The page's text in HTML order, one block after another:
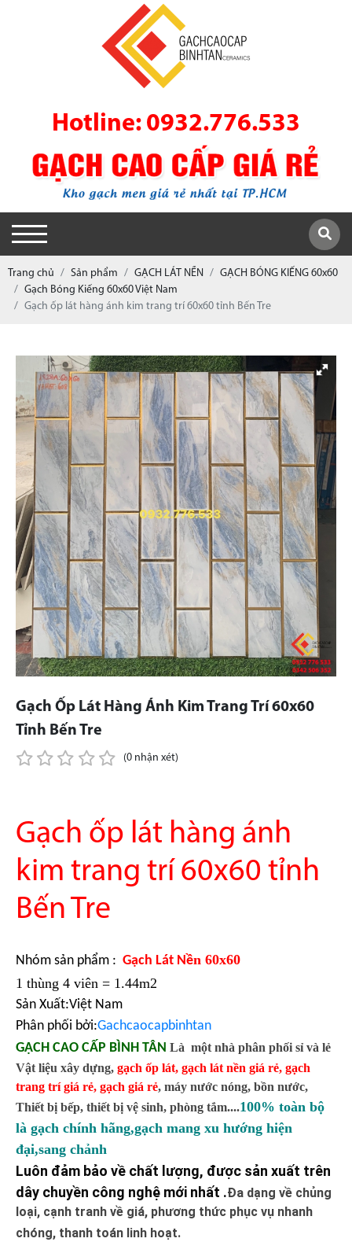
Hotline: 0932.776.533
Trang chủ Sản phẩm GẠCH LÁT NỀN
GẠCH BÓNG KIẾNG 60x60
Gạch Bóng Kiếng 60x60 Việt Nam
Gạch ốp lát hàng ánh kim trang trí 60x60 tỉnh Bến Tre
Gạch Ốp Lát Hàng Ánh Kim Trang Trí 60x60
Tỉnh Bến Tre
(0 nhận xét)
Gạch ốp lát hàng ánh
kim trang trí 60x60 tỉnh
Bến Tre
Nhóm sản phẩm : Gạch Lát Nền 60x60
1 thùng 4 viên = 1.44m2
Sản Xuất:Việt Nam
Phân phối bởi:Gachcaocapbinhtan
GẠCH CAO CẤP BÌNH TÂN Là một nhà phân phối sỉ và lẻ
Vật liệu xây dựng, gạch ốp lát, gạch lát nền giá rẻ, gạch
trang trí giá rẻ, gạch giá rẻ, máy nước nóng, bồn nước,
Thiết bị bếp, thiết bị vệ sinh, phòng tắm....100% toàn bộ
là gạch chính hãng,gạch mang xu hướng hiện
đại,sang chảnh
Luôn đảm bảo về chất lượng, được sản xuất trên
dây chuyền công nghệ mới nhất .Đa dạng về chủng
loại, cạnh tranh về giá, phương thức phục vụ nhanh
chóng, thanh toán linh hoạt.